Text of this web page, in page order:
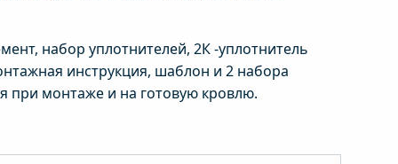
набор уплотнителей, 2К -уплотнитель
инструкция, шаблон и 2 набора
при монтаже и на готовую кровлю.